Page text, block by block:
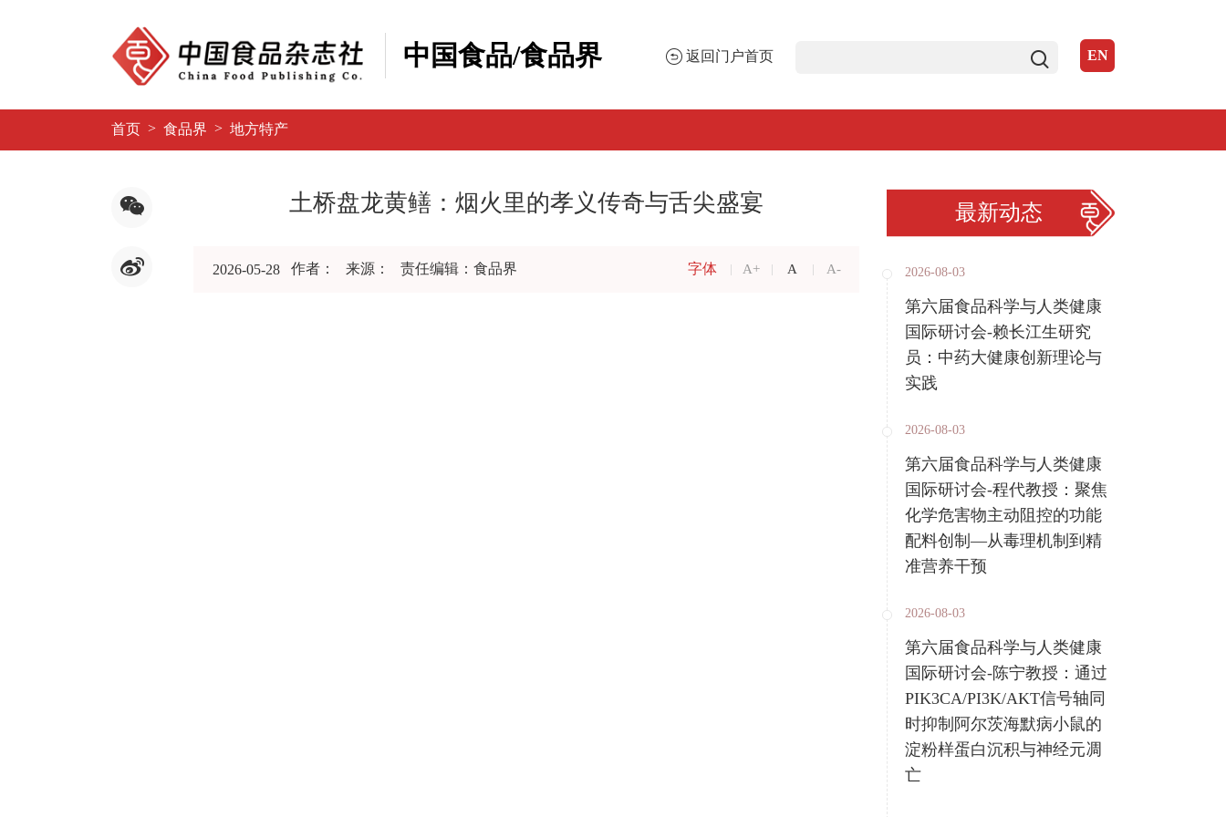
中国食品/食品界 返回门户首页 EN
首页 > 食品界 > 地方特产
土桥盘龙黄鳝：烟火里的孝义传奇与舌尖盛宴
2026-05-28 作者： 来源： 责任编辑：食品界 字体 A+ A A-
最新动态
2026-08-03
第六届食品科学与人类健康
国际研讨会-赖长江生研究
员：中药大健康创新理论与
实践
2026-08-03
第六届食品科学与人类健康
国际研讨会-程代教授：聚焦
化学危害物主动阻控的功能
配料创制—从毒理机制到精
准营养干预
2026-08-03
第六届食品科学与人类健康
国际研讨会-陈宁教授：通过
PIK3CA/PI3K/AKT信号轴同
时抑制阿尔茨海默病小鼠的
淀粉样蛋白沉积与神经元凋
亡